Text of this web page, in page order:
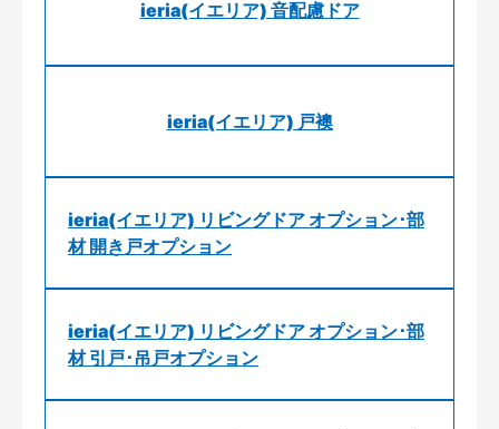
ieria(イエリア) 音配慮ドア
ieria(イエリア) 戸襖
ieria(イエリア) リビングドア オプション･部
材 開き戸オプション
ieria(イエリア) リビングドア オプション･部
材 引戸･吊戸オプション